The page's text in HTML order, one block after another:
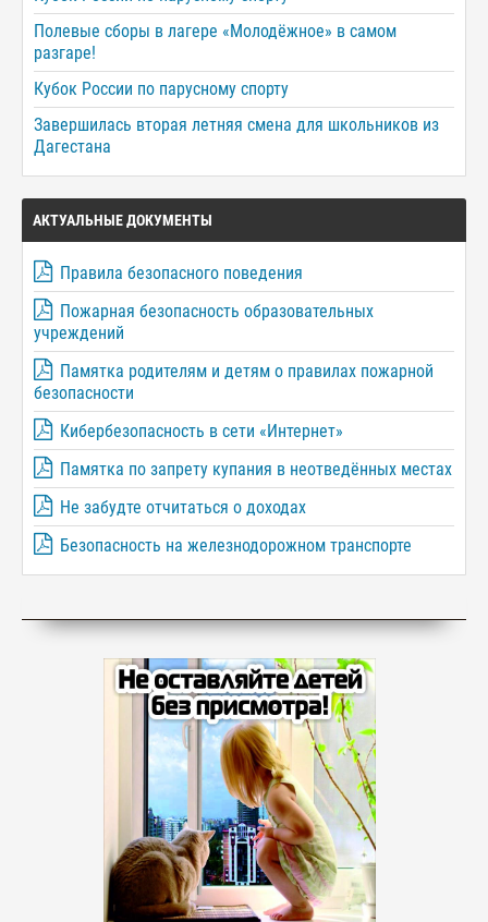
Полевые сборы в лагере «Молодёжное» в самом
разгаре!
Кубок России по парусному спорту
Завершилась вторая летняя смена для школьников из
Дагестана
АКТУАЛЬНЫЕ ДОКУМЕНТЫ
Правила безопасного поведения
Пожарная безопасность образовательных
учреждений
Памятка родителям и детям о правилах пожарной
безопасности
Кибербезопасность в сети «Интернет»
Памятка по запрету купания в неотведённых местах
Не забудте отчитаться о доходах
Безопасность на железнодорожном транспорте